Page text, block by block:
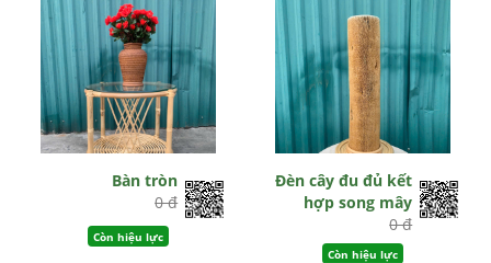
Bàn tròn
0 đ
Còn hiệu lực
Đèn cây đu đủ kết
hợp song mây
0 đ
Còn hiệu lực